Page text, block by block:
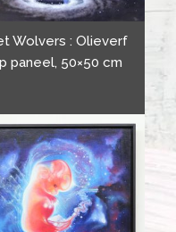
Wolvers : Olieverf
paneel, 50×50 cm